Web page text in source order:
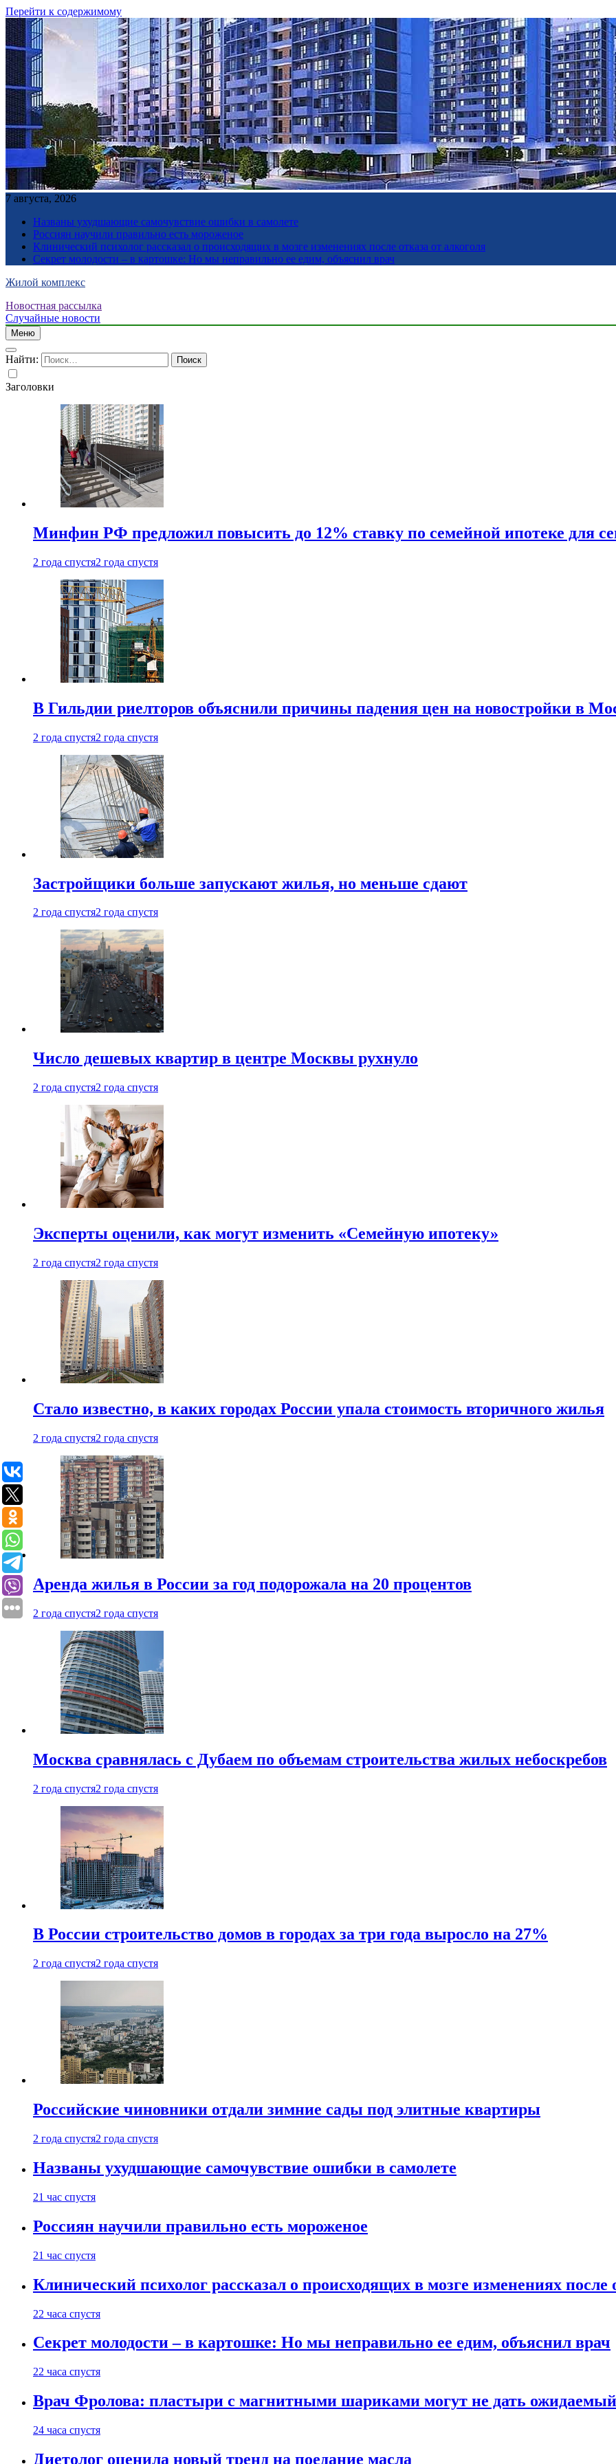
Перейти к содержимому
7 августа, 2026
Названы ухудшающие самочувствие ошибки в самолете
Россиян научили правильно есть мороженое
Клинический психолог рассказал о происходящих в мозге изменениях после отказа от алкоголя
Секрет молодости – в картошке: Но мы неправильно ее едим, объяснил врач
Жилой комплекс
Новостная рассылка
Случайные новости
Меню
Найти:
Заголовки
Минфин РФ предложил повысить до 12% ставку по семейной ипотеке для
2 года спустя2 года спустя
В Гильдии риелторов объяснили причины падения цен на новостройки в
2 года спустя2 года спустя
Застройщики больше запускают жилья, но меньше сдают
2 года спустя2 года спустя
Число дешевых квартир в центре Москвы рухнуло
2 года спустя2 года спустя
Эксперты оценили, как могут изменить «Семейную ипотеку»
2 года спустя2 года спустя
Стало известно, в каких городах России упала стоимость вторичного жилья
2 года спустя2 года спустя
Аренда жилья в России за год подорожала на 20 процентов
2 года спустя2 года спустя
Москва сравнялась с Дубаем по объемам строительства жилых небоскребов
2 года спустя2 года спустя
В России строительство домов в городах за три года выросло на 27%
2 года спустя2 года спустя
Российские чиновники отдали зимние сады под элитные квартиры
2 года спустя2 года спустя
Названы ухудшающие самочувствие ошибки в самолете
21 час спустя
Россиян научили правильно есть мороженое
21 час спустя
Клинический психолог рассказал о происходящих в мозге изменениях после
22 часа спустя
Секрет молодости – в картошке: Но мы неправильно ее едим, объяснил врач
22 часа спустя
Врач Фролова: пластыри с магнитными шариками могут не дать
24 часа спустя
Диетолог оценила новый тренд на поедание масла